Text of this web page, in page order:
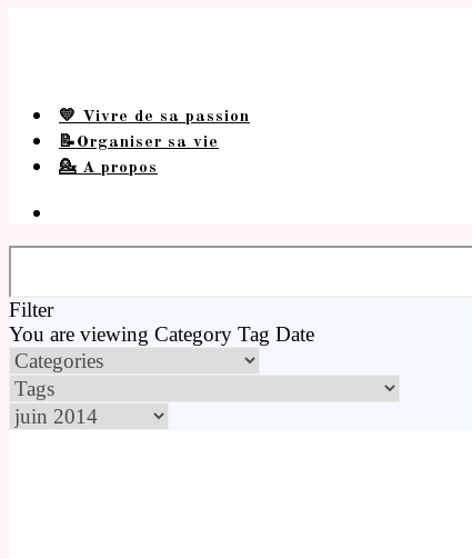
💛 Vivre de sa passion
📝Organiser sa vie
💁 A propos
Filter
You are viewing Category Tag Date